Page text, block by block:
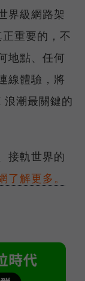
界級網路架
重要的，不
地點、任何
線體驗，將
潮最關鍵的
接軌世界的
了解更多。